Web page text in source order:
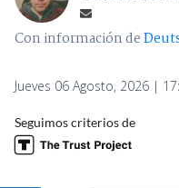
Con información de
Jueves 06 Agosto, 2026 |
Seguimos criterios de